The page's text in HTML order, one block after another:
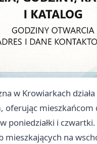
w Krowiarkach
oferując mieszkańcom
poniedziałki i
mieszkających na